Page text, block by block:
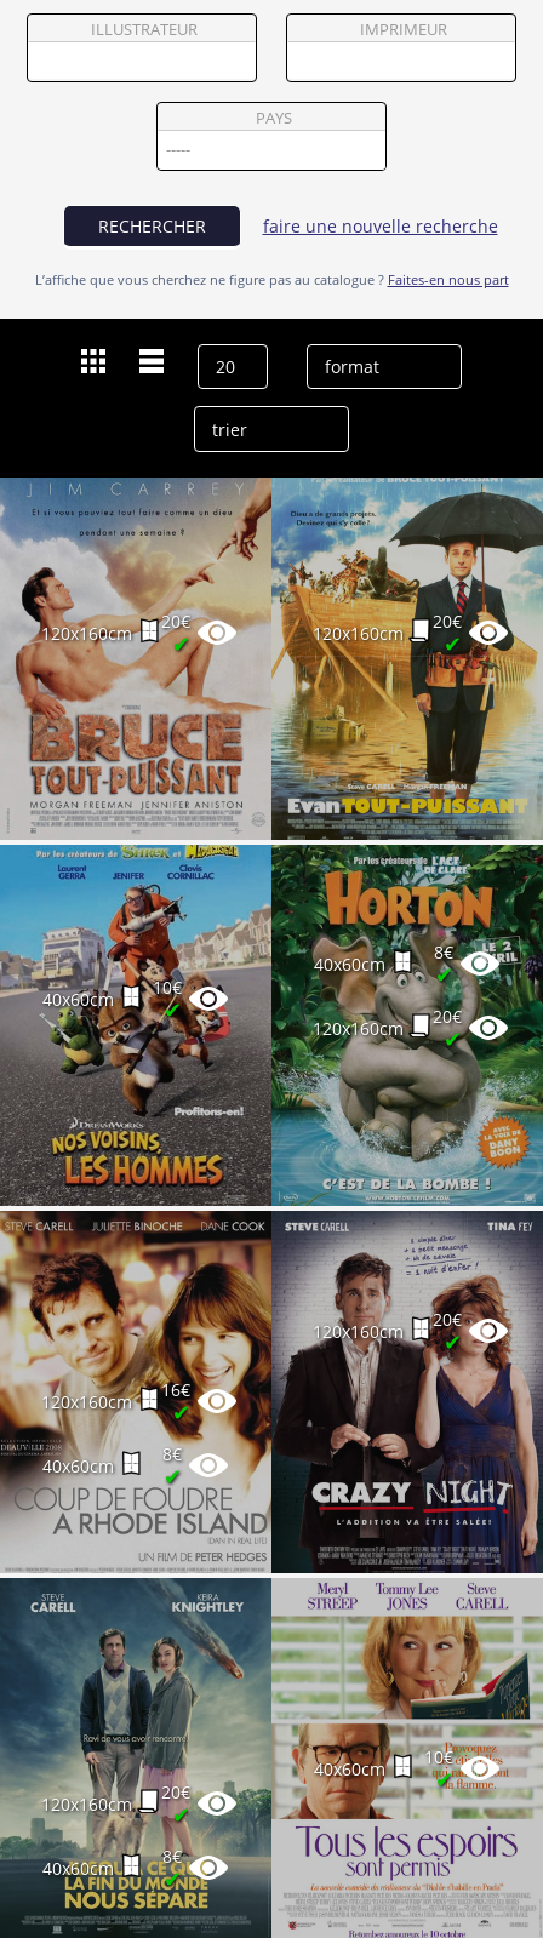
Vendre
ILLUSTRATEUR IMPRIMEUR
PAYS
RECHERCHER faire une nouvelle recherche
L’affiche que vous cherchez ne figure pas au catalogue ? Faites-en nous part
120x160cm
20€
✔ 120x160cm
20€
✔
40x60cm
10€
✔
40x60cm
8€
✔
120x160cm
20€
✔
120x160cm
16€
✔
40x60cm
8€
✔
120x160cm
20€
✔
120x160cm
20€
✔
40x60cm
8€
✔
40x60cm
10€
✔